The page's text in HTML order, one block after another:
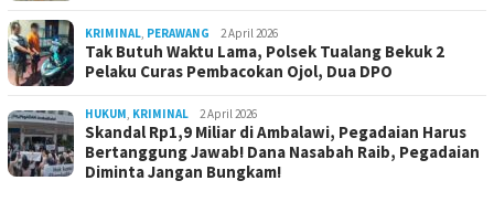
KRIMINAL, PERAWANG 2 April 2026
Tak Butuh Waktu Lama, Polsek Tualang Bekuk 2
Pelaku Curas Pembacokan Ojol, Dua DPO
HUKUM, KRIMINAL 2 April 2026
Skandal Rp1,9 Miliar di Ambalawi, Pegadaian Harus
Bertanggung Jawab! Dana Nasabah Raib, Pegadaian
Diminta Jangan Bungkam!